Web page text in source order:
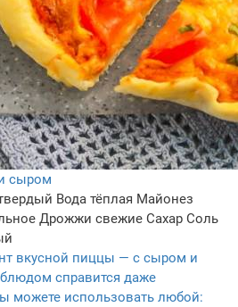
сыром
Вода тёплая Майонез
Дрожжи свежие Сахар Соль
вкусной пиццы — с сыром и
справится даже
можете использовать любой: